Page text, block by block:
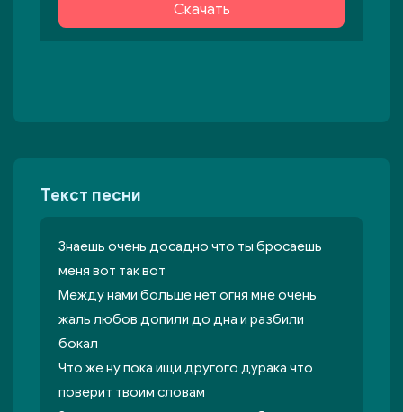
Скачать
Текст песни
Знаешь очень досадно что ты бросаешь
меня вот так вот
Между нами больше нет огня мне очень
жаль любов допили до дна и разбили
бокал
Что же ну пока ищи другого дурака что
поверит твоим словам